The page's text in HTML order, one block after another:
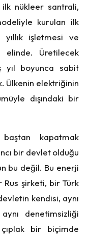
ilk nükleer santrali,
kurulan ilk
yıllık işletmesi ve
Üretilecek
yıl boyunca sabit
Ülkenin elektriğinin
dışındaki bir
kapatmak
bir devlet olduğu
bu değil. Bu enerji
şirketi, bir Türk
kendisi, aynı
aynı denetimsizliği
çıplak bir biçimde